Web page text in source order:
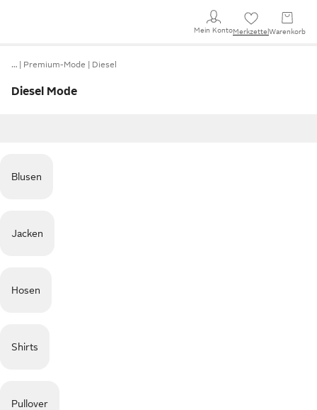
Mein KontoMerkzettel Warenkorb
… Premium-Mode Diesel
Diesel Mode
Blusen
Jacken
Hosen
Shirts
Pullover